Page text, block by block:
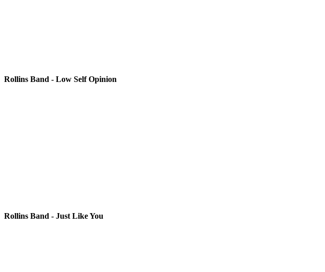
Rollins Band - Low Self Opinion
Rollins Band - Just Like You